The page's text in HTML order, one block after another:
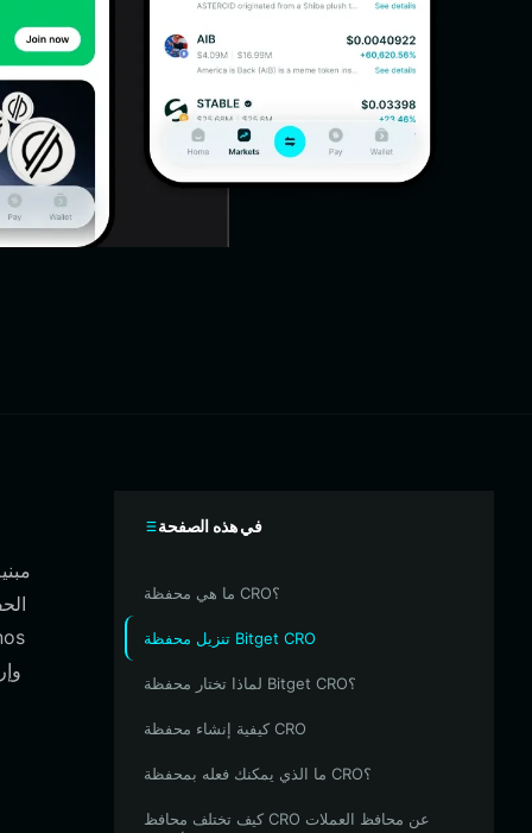
في هذه الصفحة
ما هي محفظة CRO؟
تنزيل محفظة Bitget CRO
لماذا تختار محفظة Bitget CRO؟
كيفية إنشاء محفظة CRO
ما الذي يمكنك فعله بمحفظة CRO؟
كيف تختلف محافظ CRO عن محافظ العملات